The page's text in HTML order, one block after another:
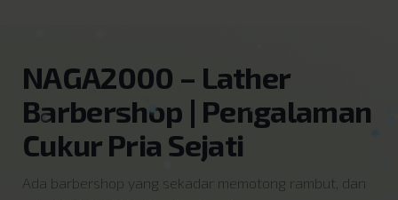
NAGA2000 – Lather
Barbershop | Pengalaman
Cukur Pria Sejati
Ada barbershop yang sekadar memotong rambut, dan